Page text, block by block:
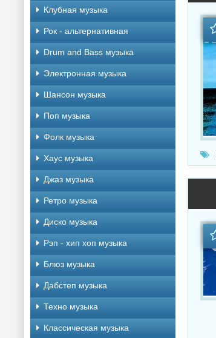
Клубная музыка
Рок - альтернативная
Drum and Bass музыка
Электронная музыка
Шансон музыка
Поп музыка
Фолк музыка
Хаус музыка
Джаз музыка
Ретро музыка
Диско музыка
Рэп - хип хоп музыка
Блюз музыка
Дабстеп музыка
Техно музыка
Классическая музыка